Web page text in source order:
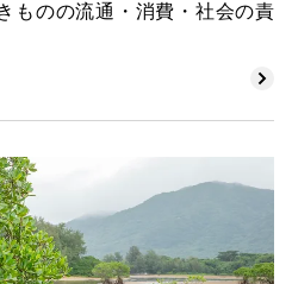
ものの流通・消費・社会の責